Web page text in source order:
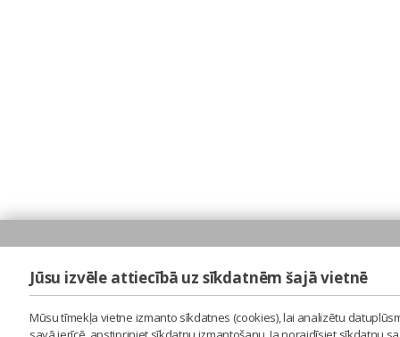
Jūsu izvēle attiecībā uz sīkdatnēm šajā vietnē
Mūsu tīmekļa vietne izmanto sīkdatnes (cookies), lai analizētu